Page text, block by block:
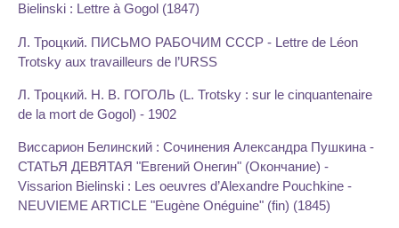
Bielinski : Lettre à Gogol (1847)
Л. Троцкий. ПИСЬМО РАБОЧИМ СССР - Lettre de Léon
Trotsky aux travailleurs de l’URSS
Л. Троцкий. Н. В. ГОГОЛЬ (L. Trotsky : sur le cinquantenaire
de la mort de Gogol) - 1902
Виссарион Белинский : Сочинения Александра Пушкина -
СТАТЬЯ ДЕВЯТАЯ "Евгений Онегин" (Окончание) -
Vissarion Bielinski : Les oeuvres d’Alexandre Pouchkine -
NEUVIEME ARTICLE "Eugène Onéguine" (fin) (1845)